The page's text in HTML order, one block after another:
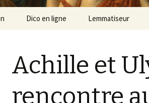
Dico en ligne Lemmatiseur
Achille et
rencontre